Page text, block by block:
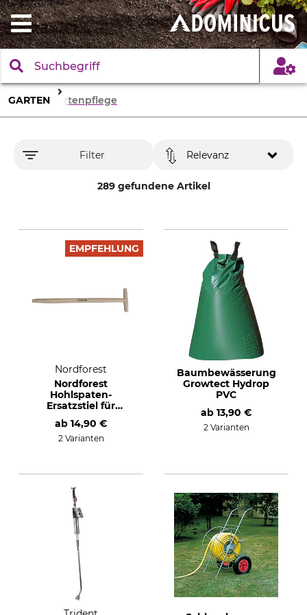
GARTEN Gartenpflege
Filter
289 gefundene Artikel
Relevanz
EMPFEHLUNG
Nordforest
Nordforest
Hohlspaten-
Ersatzstiel für
Hohlspaten Junack
extra lang
ab 14,90 €
2 Varianten
Baumbewässerung
Growtect Hydrop
PVC
ab 13,90 €
2 Varianten